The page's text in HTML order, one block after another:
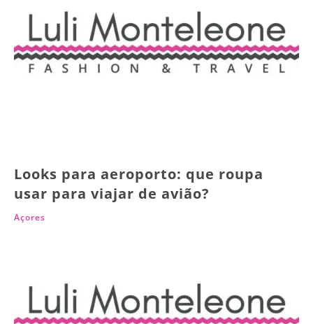
Looks para aeroporto: que roupa
usar para viajar de avião?
Açores